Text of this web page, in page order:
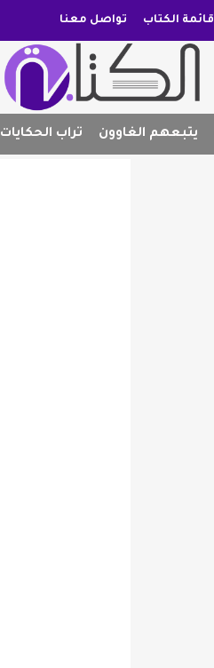
قائمة الكتاب تواصل معنا
يتبعهم الغاوون تراب الحكايات